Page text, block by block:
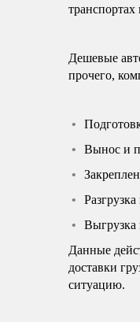
транспортах
Дешевые
прочего,
Вынос и
Выгрузка
Данные
доставки
ситуацию.